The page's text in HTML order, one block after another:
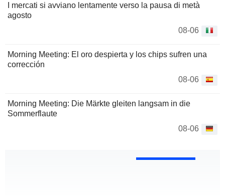
I mercati si avviano lentamente verso la pausa di metà
agosto
08-06
Morning Meeting: El oro despierta y los chips sufren una
corrección
08-06
Morning Meeting: Die Märkte gleiten langsam in die
Sommerflaute
08-06